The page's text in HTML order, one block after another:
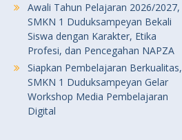
Awali Tahun Pelajaran 2026/2027,
SMKN 1 Duduksampeyan Bekali
Siswa dengan Karakter, Etika
Profesi, dan Pencegahan NAPZA
Siapkan Pembelajaran Berkualitas,
SMKN 1 Duduksampeyan Gelar
Workshop Media Pembelajaran
Digital